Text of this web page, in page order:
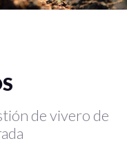
de vivero de